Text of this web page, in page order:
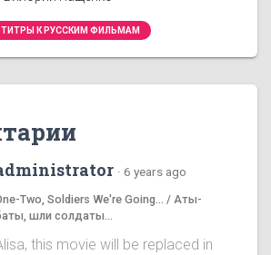
К РУССКИМ ФИЛЬМАМ
· 6 years ago
Two, Soldiers We're Going... / Аты-
шли солдаты...
this movie will be replaced in